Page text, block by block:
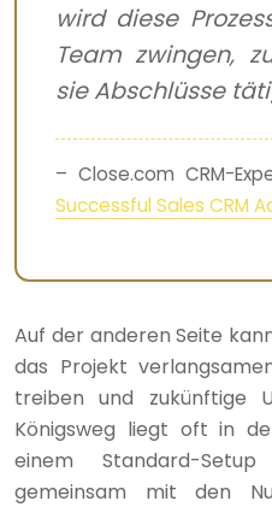
wird diese
Team zwingen,
sie Abschlüsse
– Close.com CRM-
Successful Sales CRM
Auf der anderen Seite
das Projekt
treiben und zukünftige
Königsweg liegt oft in
einem Standard-
gemeinsam mit den